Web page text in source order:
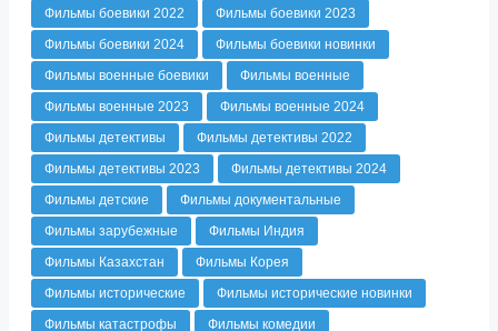
Фильмы боевики 2022
Фильмы боевики 2023
Фильмы боевики 2024
Фильмы боевики новинки
Фильмы военные боевики
Фильмы военные
Фильмы военные 2023
Фильмы военные 2024
Фильмы детективы
Фильмы детективы 2022
Фильмы детективы 2023
Фильмы детективы 2024
Фильмы детские
Фильмы документальные
Фильмы зарубежные
Фильмы Индия
Фильмы Казахстан
Фильмы Корея
Фильмы исторические
Фильмы исторические новинки
Фильмы катастрофы
Фильмы комедии